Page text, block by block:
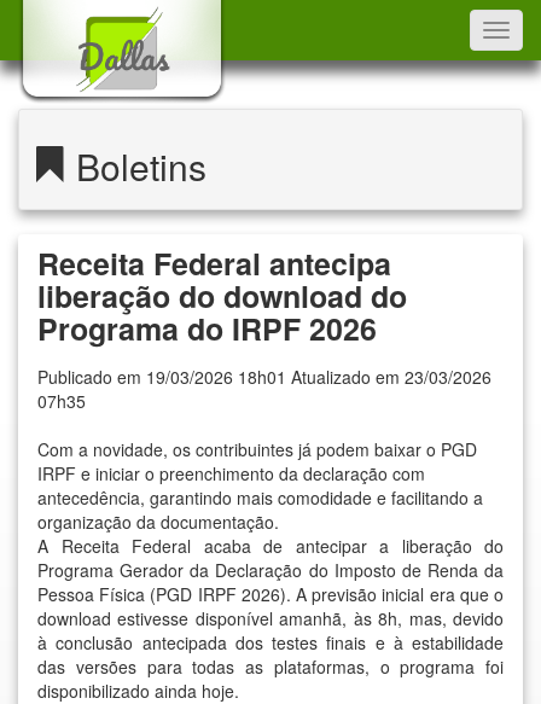
Boletins
Receita Federal antecipa
liberação do download do
Programa do IRPF 2026
Publicado em 19/03/2026 18h01 Atualizado em 23/03/2026
07h35
Com a novidade, os contribuintes já podem baixar o PGD
IRPF e iniciar o preenchimento da declaração com
antecedência, garantindo mais comodidade e facilitando a
organização da documentação.
A Receita Federal acaba de antecipar a liberação do
Programa Gerador da Declaração do Imposto de Renda da
Pessoa Física (PGD IRPF 2026). A previsão inicial era que o
download estivesse disponível amanhã, às 8h, mas, devido
à conclusão antecipada dos testes finais e à estabilidade
das versões para todas as plataformas, o programa foi
disponibilizado ainda hoje.